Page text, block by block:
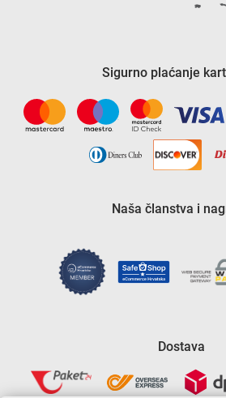
Sigurno plaćanje
Naša članstva i
Dostava